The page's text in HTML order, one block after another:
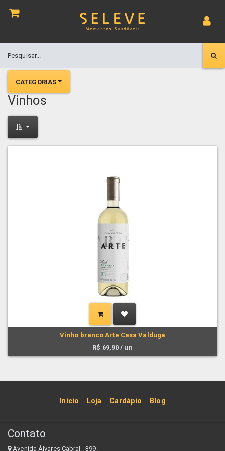
CATEGORIAS
Vinhos
Vinho branco Arte Casa Valduga
R$ 69,90 / un
Início Loja Cardápio Blog
Contato
Avenida Álvares Cabral . 399 ,